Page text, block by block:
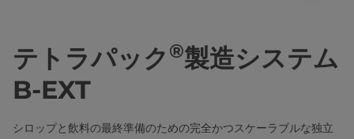
テトラパック ®製造システム
B-EXT
シロップと飲料の最終準備のための完全かつスケーラブルな独立